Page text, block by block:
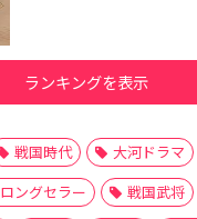
ランキングを表示
戦国時代 大河ドラマ
ロングセラー 戦国武将